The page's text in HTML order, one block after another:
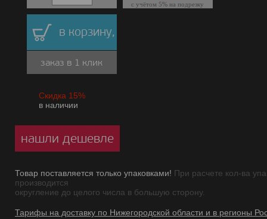
с учётом 5% на подрезку
в корзину,
заказ в 1 клик
Скидка 15%
в наличии
нашли дешевле
Товар поставляется только упаковками! При расчете кол-ва
производится
округление до целого числа в большую сторону.
Тарифы на доставку по Нижегородской области и в регионы